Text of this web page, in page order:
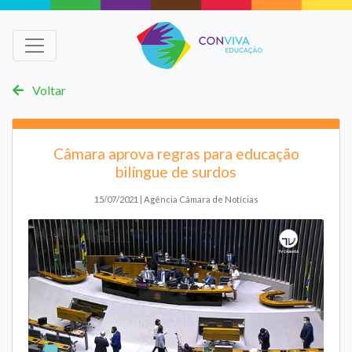
Voltar
Câmara aprova regras para educação
bilíngue de surdos
15/07/2021 | Agência Câmara de Notícias